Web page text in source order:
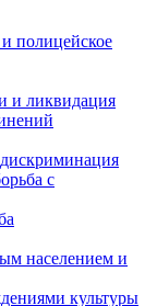
полицейское
и ликвидация
с
населением и
культуры